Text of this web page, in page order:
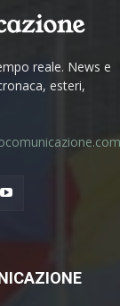
reale. News e
esteri,